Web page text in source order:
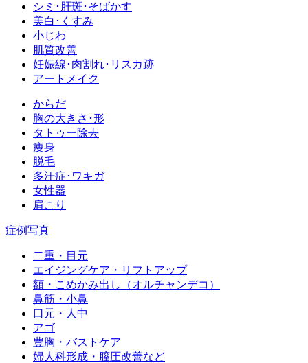
シミ･肝斑･そばかす
美白･くすみ
小じわ
肌質改善
妊娠線･肉割れ･リスカ跡
アートメイク
からだ
胸の大きさ･形
タトゥー除去
痩身
脱毛
多汗症･ワキガ
女性器
肩こり
症例写真
二重・目元
エイジングケア・リフトアップ
額・こめかみ出し（オルチャンデコ）
鼻筋・小鼻
口元・人中
アゴ
豊胸・バストケア
婦人科形成・膣圧改善など